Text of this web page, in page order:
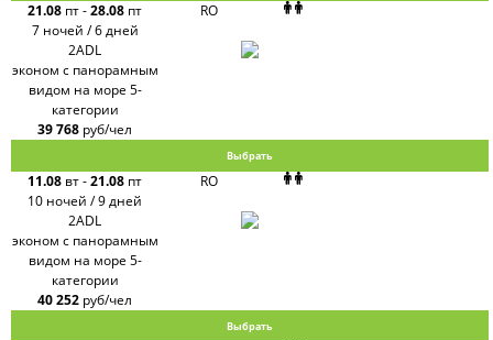
21.08 пт-28.08 пт
7 ночей / 6 дней
RO
2ADL
эконом с панорамным
видом на море 5-
категории
39 768 руб/чел
Выбрать
11.08 вт-21.08 пт
10 ночей / 9 дней
RO
2ADL
эконом с панорамным
видом на море 5-
категории
40 252 руб/чел
Выбрать